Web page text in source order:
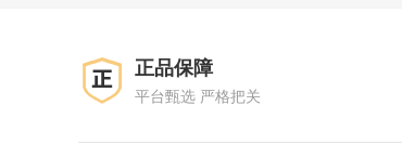
正品保障
平台甄选 严格把关